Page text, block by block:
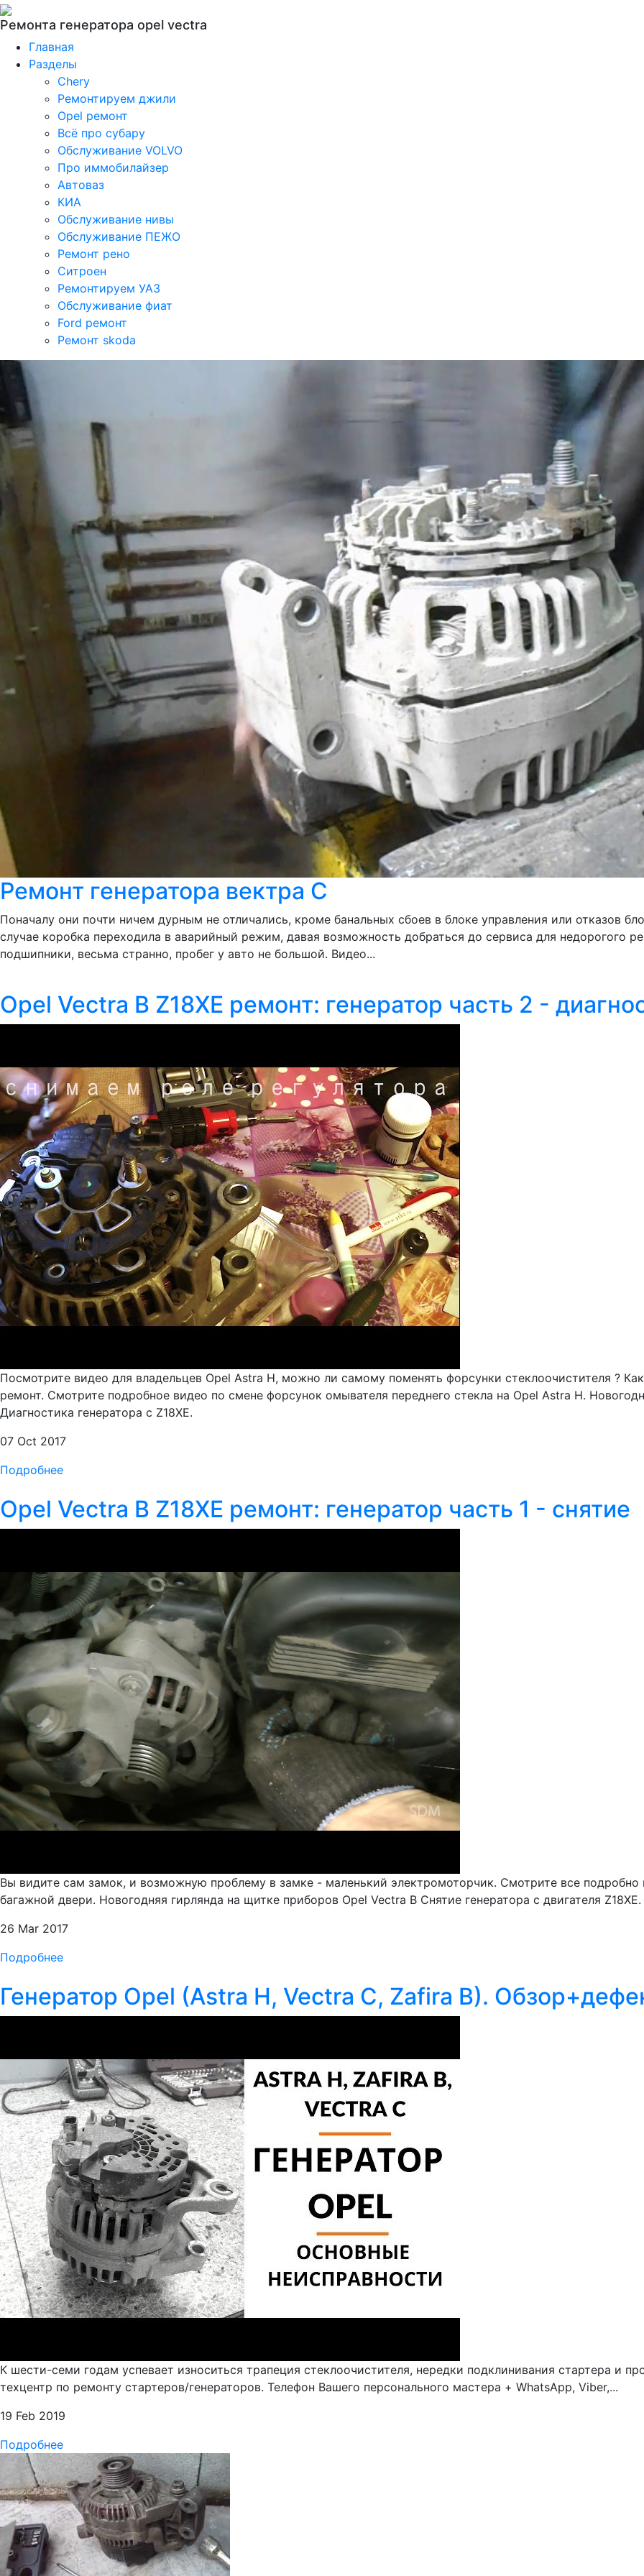
Ремонта генератора opel vectra
Главная
Разделы
Chery
Ремонтируем джили
Opel ремонт
Всё про субару
Обслуживание VOLVO
Про иммобилайзер
Автоваз
КИА
Обслуживание нивы
Обслуживание ПЕЖО
Ремонт рено
Ситроен
Ремонтируем УАЗ
Обслуживание фиат
Ford ремонт
Ремонт skoda
Ремонт генератора вектра С
Поначалу они почти ничем дурным не отличались, кроме банальных сбоев в блоке управления или отказов
случае коробка переходила в аварийный режим, давая возможность добраться до сервиса для недорогого
подшипники, весьма странно, пробег у авто не большой. Видео...
Opel Vectra B Z18XE ремонт: генератор часть 2 -
Посмотрите видео для владельцев Opel Astra H, можно ли самому поменять форсунки стеклоочистителя ?
ремонт. Смотрите подробное видео по смене форсунок омывателя переднего стекла на Opel Astra H.
Диагностика генератора с Z18XE.
07 Oct 2017
Подробнее
Opel Vectra B Z18XE ремонт: генератор часть 1 - снятие
Вы видите сам замок, и возможную проблему в замке - маленький электромоторчик. Смотрите все
багажной двери. Новогодняя гирлянда на щитке приборов Opel Vectra B Снятие генератора с двигателя Z18XE.
26 Mar 2017
Подробнее
Генератор Opel (Astra H, Vectra C, Zafira B).
К шести-семи годам успевает износиться трапеция стеклоочистителя, нередки подклинивания стартера и
техцентр по ремонту стартеров/генераторов. Телефон Вашего персонального мастера + WhatsApp, Viber,...
19 Feb 2019
Подробнее